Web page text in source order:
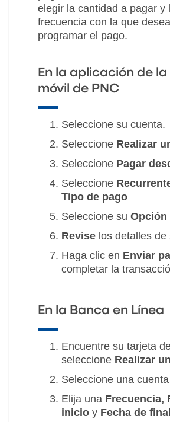
elegir la cantidad a pagar y
frecuencia con la que desea
programar el pago.
En la aplicación de
móvil de PNC
Seleccione su cuenta.
Seleccione Realizar
Seleccione Pagar
Seleccione
Tipo de pago
Seleccione su Opción
Revise los detalles de
Haga clic en Enviar
completar la
En la Banca en Línea
Encuentre su tarjeta
seleccione Realizar
Seleccione una cuenta
Elija una Frecuencia,
inicio y Fecha de